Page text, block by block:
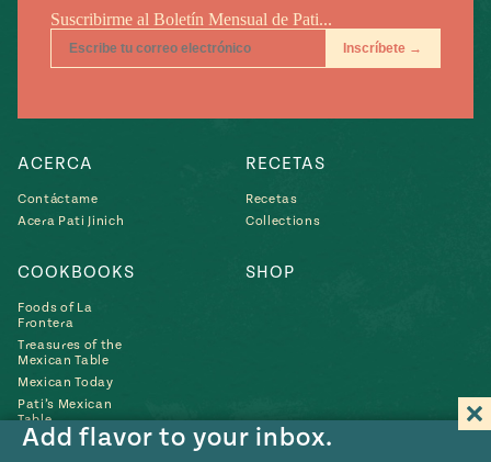
Add flavor to your inbox.
ACERCA
Contáctame
Acera Pati Jinich
RECETAS
Recetas
Collections
COOKBOOKS
Foods of La
Frontera
Treasures of the
Mexican Table
Mexican Today
Pati’s Mexican
Table
SHOP